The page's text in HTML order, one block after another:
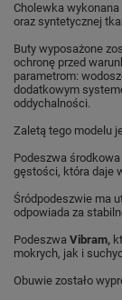
Cholewka
oraz syntetycznej
Buty wyposażone
ochronę przed
parametrom:
dodatkowym
oddychalności.
Zaletą tego modelu
Podeszwa
gęstości, która daje
Śródpodeszwie ma
odpowiada za
Podeszwa Vibram,
mokrych, jak i
Obuwie zostało